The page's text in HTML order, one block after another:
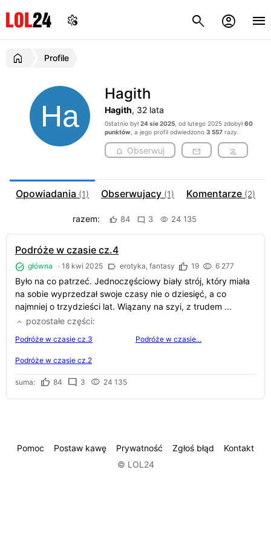
Profile
Hagith
Hagith, 32 lata
0statnio był24 sie 2025, od lutego 2025 zdobył60
punktów , a jego profil odwiedzono 3 557razy.
Obserwuj
Opowiadania (1) Obserwujacy (1) Komentarze (2)
razem: 84 3 24 135
Podróże w czasie cz.4
główna · 18 kwi 2025 erotyka, fantasy 19 6 277
Było na co patrzeć. Jednoczęściowy biały strój, który miała
na sobie wyprzedzał swoje czasy nie o dziesięć, a co
najmniej o trzydzieści lat. Wiązany na szyi, z trudem ...
pozostałe części
Podróże w czasie cz.3
Podróże w czasie cz.2
Podróże w czasie...
suma: 84 3 24 135
Pomoc Postaw kawę Prywatność Zgłoś błąd
Kontakt
© LOL24